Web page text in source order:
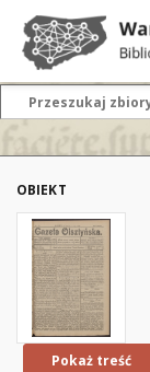
OBIEKT
Pokaż treść